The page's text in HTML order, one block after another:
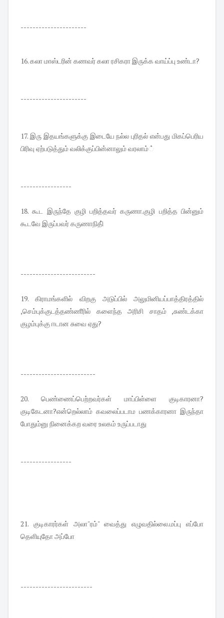
----------------------
16. கலா மாஸ்டரின் கணவர் கலா ரசிகரா இருக்க வாய்ப்பு உண்டா?
----------------------
17. இரு இதயங்களுக்கு இடையே நல்ல புரிதல் என்பது மிகப்பெரிய
பிரிவு ஏற்படுத்தும் வலிக்குப்பின்னாலும் வரலாம்்
-----------------
18. கூட இருந்தே குழி பறித்தவர் கருணா.குழி பறித்த பின்னும்
கூடவே இருப்பவர் கருணாநிதி்
-------------------------
19. கிராமங்களில் விறகு அடுப்பில் அலுமினியப்பாத்திரத்தில்
,செம்புக்குடத்தண்ணீரில் களைந்த அரிசி சாதம் ,சுண்டக்கா
குழம்புக்கு ஈடான சுவை ஏது?
-------------------------
20. பெண்ணைப்பெற்றவர்கள் மாப்பிள்ளை குடிகாரனா?
குடிகேடனா?என்றெல்லாம் கவலைப்படாம பணக்காரனா இருந்தா
போதும்னு நினைக்கற வரை உலகம் உருப்படாது
-----------------
21. குடிகாரர்கள் அலா"ரம்" வைத்து எழுவதில்லை.மப்பு எப்போ
தெளியுதோ அப்போ
------------------------